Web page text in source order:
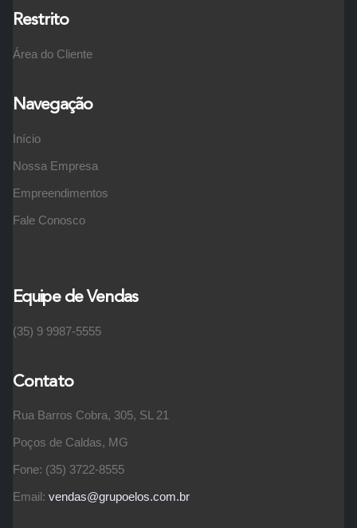
Restrito
Área do Cliente
Navegação
Início
Nossa Empresa
Empreendimentos
Fale Conosco
Equipe de Vendas
(35) 9 9987-5555
Contato
Rua Barros Cobra, 305, SL 21
Poços de Caldas, MG
Fone: (35) 3722-8555
Email: vendas@grupoelos.com.br